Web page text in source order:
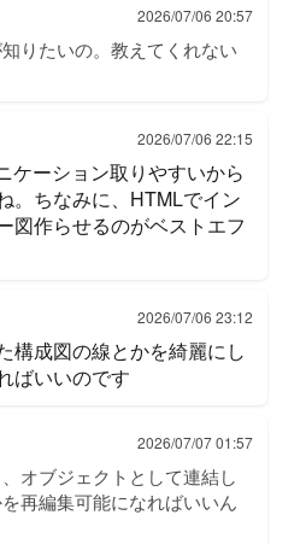
2026/07/06 20:57
りたいの。教えてくれない
2026/07/06 22:15
ケーション取りやすいから
。ちなみに、HTMLでイン
図作らせるのがベストエフ
2026/07/06 23:12
構成図の線とかを綺麗にし
ばいいのです
2026/07/07 01:57
オブジェクトとして連結し
再編集可能になればいいん